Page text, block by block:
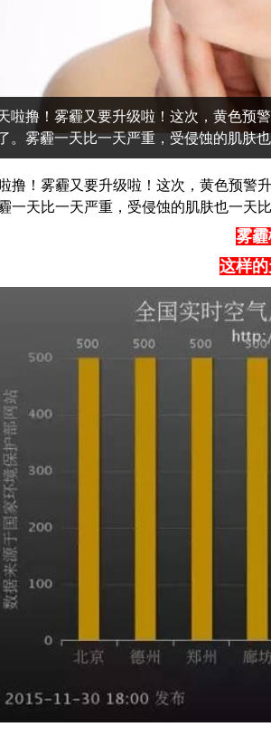
啦撸！雾霾又要升级啦！这次，黄色预
。雾霾一天比一天严重，受侵蚀的肌肤
撸！雾霾又要升级啦！这次，黄色预警
一天比一天严重，受侵蚀的肌肤也一天
雾霾
这样